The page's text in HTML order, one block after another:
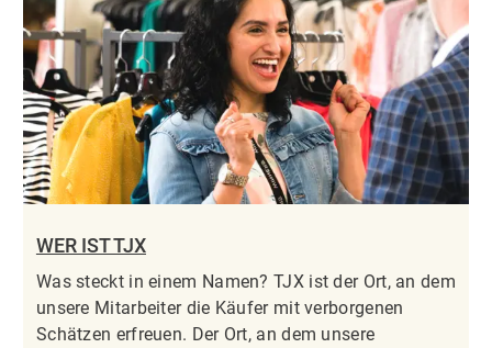
WER IST TJX
Was steckt in einem Namen? TJX ist der Ort, an dem
unsere Mitarbeiter die Käufer mit verborgenen
Schätzen erfreuen. Der Ort, an dem unsere